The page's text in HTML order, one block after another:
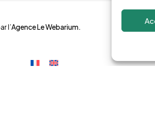
l’Agence Le Webarium.